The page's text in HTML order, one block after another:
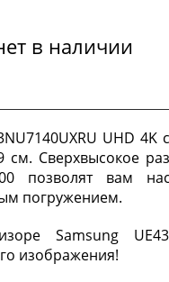
в наличии
UHD
см. Сверхвысокое
позволят вам
погружением.
Samsung
изображения!